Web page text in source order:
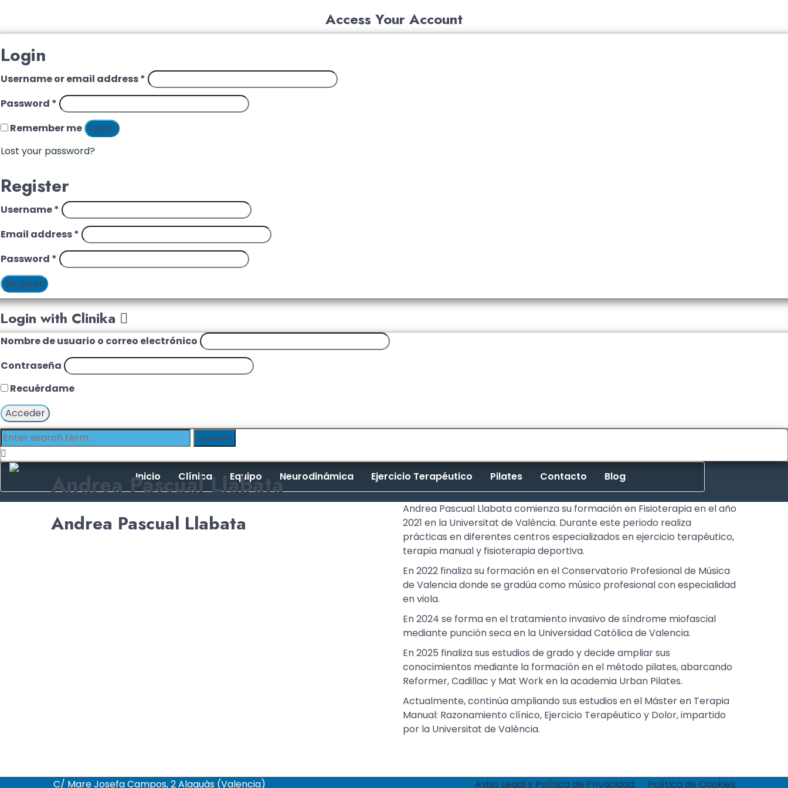
Access Your Account
Login
Username or email address*
Password *
Remember me Log in
Lost your password?
Register
Username*
Email address*
Password *
Register
Login with Clinika
Nombre de usuario o correo electrónico
Contraseña
Recuérdame
Inicio Clínica Equipo Neurodinámica Ejercicio Terapéutico Pilates Contacto Blog
Andrea Pascual Llabata
Andrea Pascual Llabata
Andrea Pascual Llabata comienza su formación en Fisioterapia en el año
2021 en la Universitat de València. Durante este periodo realiza
prácticas en diferentes centros especializados en ejercicio terapéutico,
terapia manual y fisioterapia deportiva.
En 2022 finaliza su formación en el Conservatorio Profesional de Música
de Valencia donde se gradúa como músico profesional con especialidad
en viola.
En 2024 se forma en el tratamiento invasivo de síndrome miofascial
mediante punción seca en la Universidad Católica de Valencia.
En 2025 finaliza sus estudios de grado y decide ampliar sus
conocimientos mediante la formación en el método pilates, abarcando
Reformer, Cadillac y Mat Work en la academia Urban Pilates.
Actualmente, continúa ampliando sus estudios en el Máster en Terapia
Manual: Razonamiento clínico, Ejercicio Terapéutico y Dolor, impartido
por la Universitat de València.
C/ Mare Josefa Campos, 2 Alaquàs (Valencia) Aviso Legal y Política de Privacidad. Política de Cookies.